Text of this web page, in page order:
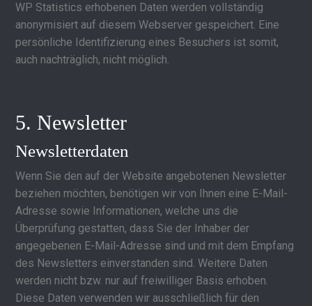
WP Statistics erhobenen Daten werden vollständig
anonymisiert auf diesem Webserver gespeichert. Eine
persönliche Identifizierung eines Besuchers ist somit,
auch nachträglich, nicht möglich.
5. Newsletter
Newsletterdaten
Wenn Sie den auf der Website angebotenen Newsletter
beziehen möchten, benötigen wir von Ihnen eine E-Mail-
Adresse sowie Informationen, welche uns die
Überprüfung gestatten, dass Sie der Inhaber der
angegebenen E-Mail-Adresse sind und mit dem Empfang
des Newsletters einverstanden sind. Weitere Daten
werden nicht bzw. nur auf freiwilliger Basis erhoben.
Diese Daten verwenden wir ausschließlich für den